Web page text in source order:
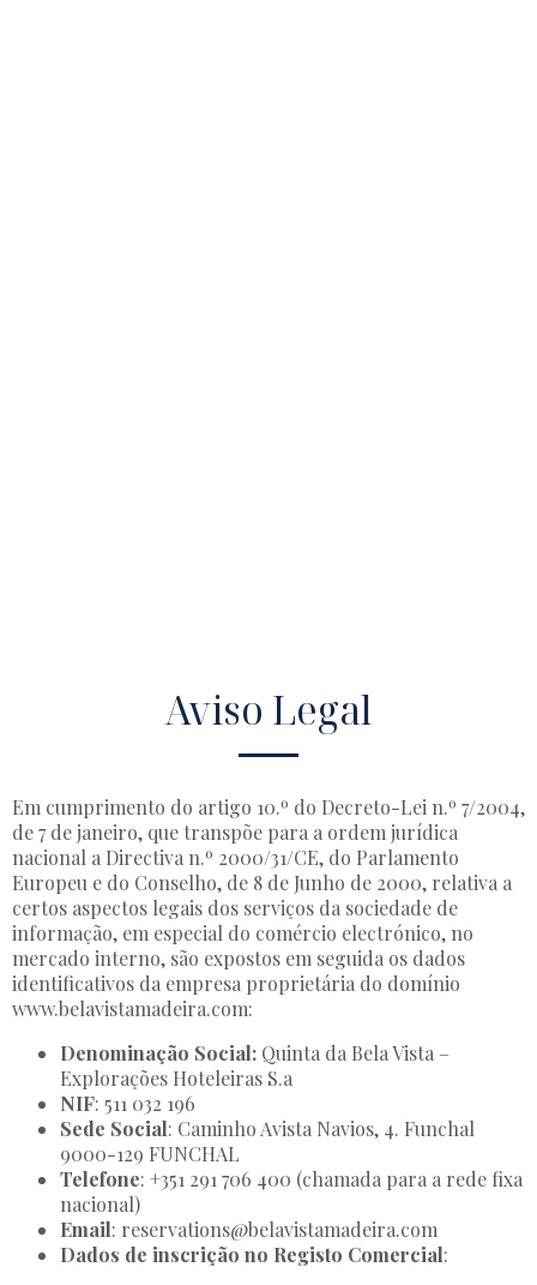
Aviso Legal
Em cumprimento do artigo 10.º do Decreto-Lei n.º 7/2004,
de 7 de janeiro, que transpõe para a ordem jurídica
nacional a Directiva n.º 2000/31/CE, do Parlamento
Europeu e do Conselho, de 8 de Junho de 2000, relativa a
certos aspectos legais dos serviços da sociedade de
informação, em especial do comércio electrónico, no
mercado interno, são expostos em seguida os dados
identificativos da empresa proprietária do domínio
www.belavistamadeira.com:
Denominação Social: Quinta da Bela Vista –
Explorações Hoteleiras S.a
NIF: 511 032 196
Sede Social: Caminho Avista Navios, 4. Funchal
9000-129 FUNCHAL
Telefone: +351 291 706 400 (chamada para a rede fixa
nacional)
Email: reservations@belavistamadeira.com
Dados de inscrição no Registo Comercial: